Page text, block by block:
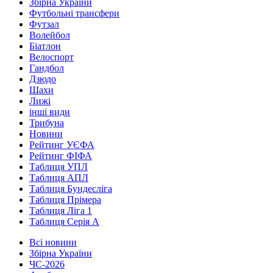
Збірна України
Футбольні трансфери
Футзал
Волейбол
Біатлон
Велоспорт
Гандбол
Дзюдо
Шахи
Лижі
інші види
Трибуна
Новини
Рейтинг УЄФА
Рейтинг ФІФА
Таблиця УПЛ
Таблиця АПЛ
Таблиця Бундесліга
Таблиця Прімера
Таблиця Ліга 1
Таблиця Серія А
Всі новини
Збірна України
ЧС-2026